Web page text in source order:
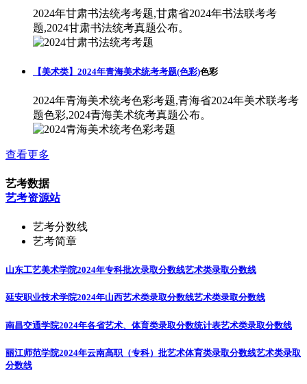
2024年甘肃书法统考考题,甘肃省2024年书法联考考
题,2024甘肃书法统考真题公布。
【美术类】2024年青海美术统考考题(色彩)色彩
2024年青海美术统考色彩考题,青海省2024年美术联考考
题色彩,2024青海美术统考真题公布。
查看更多
艺考数据
艺考资源站
艺考分数线
艺考简章
山东工艺美术学院2024年专科批次录取分数线艺术类录取分数线
延安职业技术学院2024年山西艺术类录取分数线艺术类录取分数线
南昌交通学院2024年各省艺术、体育类录取分数统计表艺术类录取分数线
丽江师范学院2024年云南高职（专科）批艺术体育类录取分数线艺术类录取
分数线